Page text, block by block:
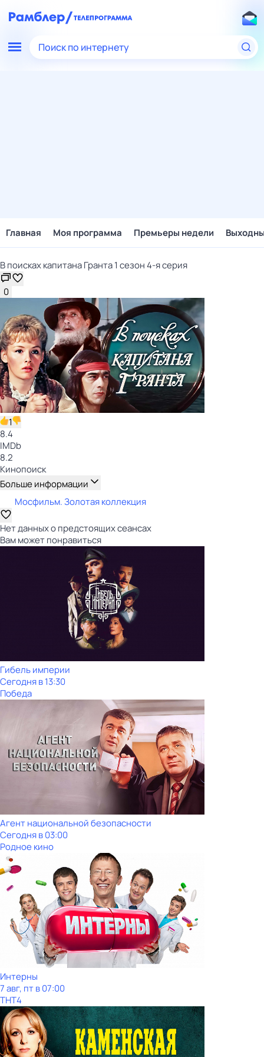
Поиск по интернету
Главная Моя программа Премьеры недели
В поисках капитана Гранта 1 сезон 4-я серия
0
1
8.4
IMDb
8.2
Кинопоиск
Больше информации
Мосфильм. Золотая коллекция
Нет данных о предстоящих сеансах
Вам может понравиться
Гибель империи
Сегодня в 13:30
Победа
Агент национальной безопасности
Сегодня в 03:00
Родное кино
Интерны
7 авг, пт в 07:00
ТНТ4